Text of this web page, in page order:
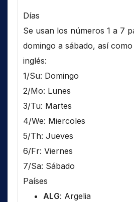
Días
Se usan los números 1 a 7
domingo a sábado, así
inglés:
1/Su: Domingo
2/Mo: Lunes
3/Tu: Martes
4/We: Miercoles
5/Th: Jueves
6/Fr: Viernes
7/Sa: Sábado
Países
ALG: Argelia